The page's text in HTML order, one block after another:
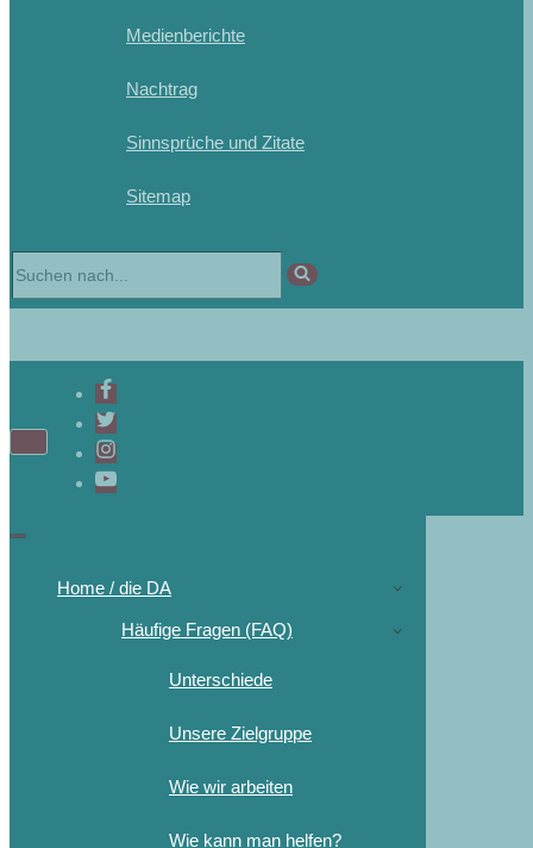
Medienberichte
Nachtrag
Sinnsprüche und Zitate
Sitemap
Home / die DA
Häufige Fragen (FAQ)
Unterschiede
Unsere Zielgruppe
Wie wir arbeiten
Wie kann man helfen?